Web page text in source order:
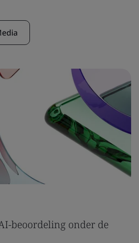
beoordeling onder de